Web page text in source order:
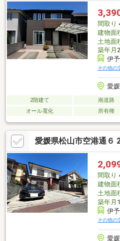
間取り
建物面
土地面
築年月
伊
その他の
愛
2階建て 南道路
オール電化
所有権
愛媛県松山市空港通６
間取り
建物面
土地面
築年月
伊
その他の
愛